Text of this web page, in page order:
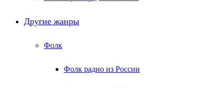
Другие жанры
Фолк
Фолк радио из России